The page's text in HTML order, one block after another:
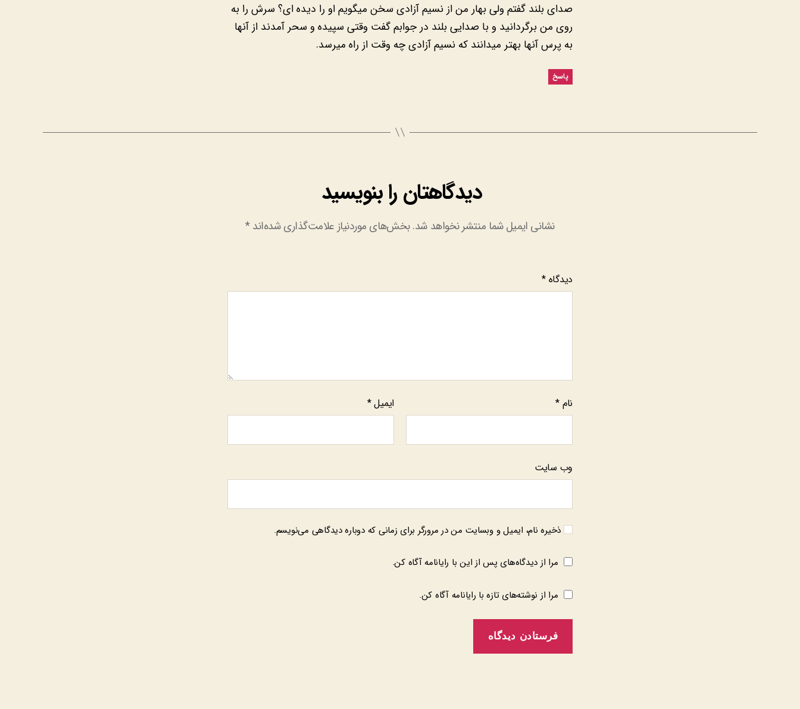
صدای بلند گفتم ولی بهار من از نسیم آزادی سخن میگویم او را دیده ای؟ سرش را به
روی من برگردانید و با صدایی بلند در جوابم گفت وقتی سپیده و سحر آمدند از آنها
به پرس آنها بهتر میدانند که نسیم آزادی چه وقت از راه میرسد.
پاسخ
دیدگاهتان را بنویسید
نشانی ایمیل شما منتشر نخواهد شد.بخش‌های موردنیاز علامت‌گذاری شده‌اند*
دیدگاه*
نام * ایمیل*
وب‌ سایت
ذخیره نام، ایمیل و وبسایت من در مرورگر برای زمانی که دوباره دیدگاهی می‌نویسم.
مرا از دیدگاه‌های پس از این با رایانامه آگاه کن.
مرا از نوشته‌های تازه با رایانامه آگاه کن.